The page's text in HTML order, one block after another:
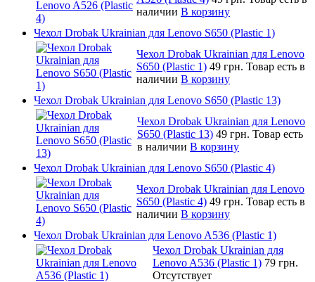
наличии В корзину
Чехол Drobak Ukrainian для Lenovo S650 (Plastic 1)
Чехол Drobak Ukrainian для Lenovo
S650 (Plastic 1) 49 грн. Товар есть в
наличии В корзину
Чехол Drobak Ukrainian для Lenovo S650 (Plastic 13)
Чехол Drobak Ukrainian для Lenovo
S650 (Plastic 13) 49 грн. Товар есть
в наличии В корзину
Чехол Drobak Ukrainian для Lenovo S650 (Plastic 4)
Чехол Drobak Ukrainian для Lenovo
S650 (Plastic 4) 49 грн. Товар есть в
наличии В корзину
Чехол Drobak Ukrainian для Lenovo A536 (Plastic 1)
Чехол Drobak Ukrainian для
Lenovo A536 (Plastic 1) 79 грн.
Отсутствует